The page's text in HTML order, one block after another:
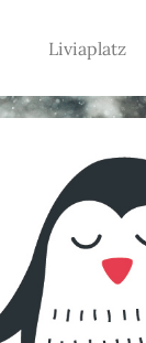
Liviaplatz